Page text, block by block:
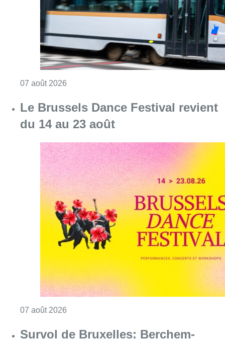
07 août 2026
Le Brussels Dance Festival revient
du 14 au 23 août
07 août 2026
Survol de Bruxelles: Berchem-